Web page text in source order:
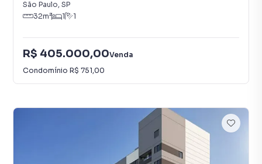
São Paulo, SP
32m² 1 1
R$ 405.000,00Venda
Condomínio R$ 751,00